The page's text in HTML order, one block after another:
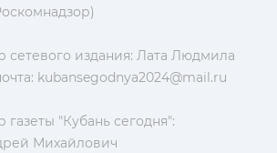
сетевого издания: Лата Людмила
kubansegodnya2024@mail.ru
газеты "Кубань сегодня":
Михайлович